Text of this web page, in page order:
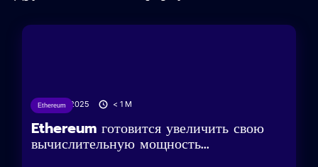
Ethereum
25/04/2025 < 1 M
Ethereum готовится увеличить свою
вычислительную мощность...